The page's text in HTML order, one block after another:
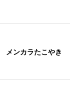
メンカラたこやき